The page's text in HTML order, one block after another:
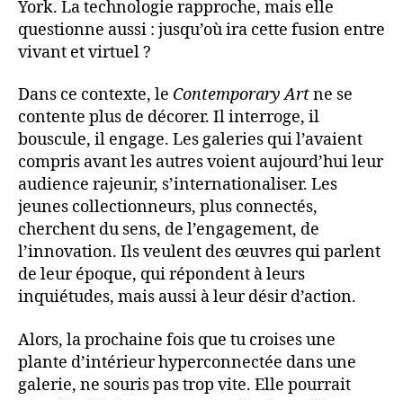
York. La technologie rapproche, mais elle
questionne aussi : jusqu’où ira cette fusion entre
vivant et virtuel ?
Dans ce contexte, le Contemporary Artne se
contente plus de décorer. Il interroge, il
bouscule, il engage. Les galeries qui l’avaient
compris avant les autres voient aujourd’hui leur
audience rajeunir, s’internationaliser. Les
jeunes collectionneurs, plus connectés,
cherchent du sens, de l’engagement, de
l’innovation. Ils veulent des œuvres qui parlent
de leur époque, qui répondent à leurs
inquiétudes, mais aussi à leur désir d’action.
Alors, la prochaine fois que tu croises une
plante d’intérieur hyperconnectée dans une
galerie, ne souris pas trop vite. Elle pourrait